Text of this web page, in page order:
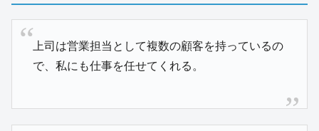
上司は営業担当として複数の顧客を持っているの
で、私にも仕事を任せてくれる。